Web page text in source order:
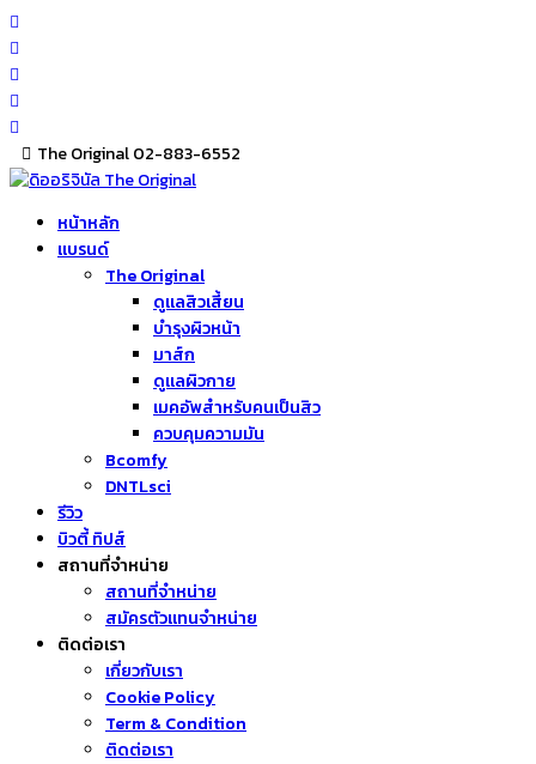
Skip
to
content
The Original 02-883-6552
หน้าหลัก
แบรนด์
The Original
ดูแลสิวเสี้ยน
บำรุงผิวหน้า
มาส์ก
ดูแลผิวกาย
เมคอัพสำหรับคนเป็นสิว
ควบคุมความมัน
Bcomfy
DNTLsci
รีวิว
บิวตี้ ทิปส์
สถานที่จำหน่าย
สถานที่จำหน่าย
สมัครตัวแทนจำหน่าย
ติดต่อเรา
เกี่ยวกับเรา
Cookie Policy
Term & Condition
ติดต่อเรา